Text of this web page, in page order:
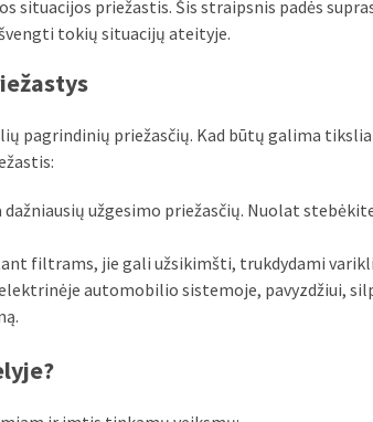
situacijos priežastis. Šis straipsnis padės
tokių situacijų ateityje.
pagrindinių priežasčių. Kad būtų galima
užgesimo priežasčių. Nuolat
filtrams, jie gali užsikimšti, trukdydami
automobilio sistemoje, pavyzdžiui,